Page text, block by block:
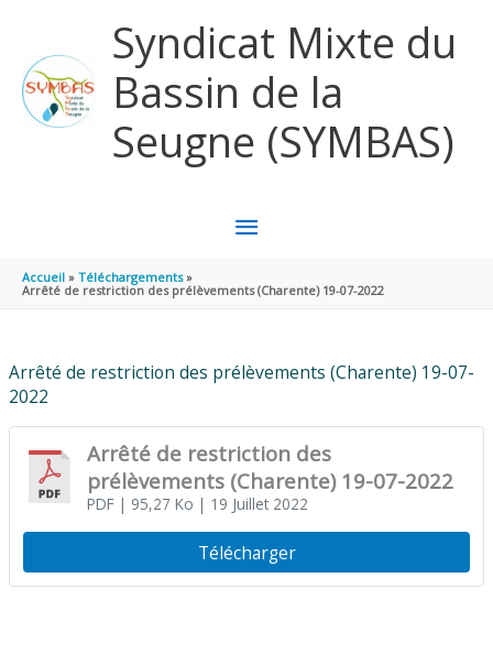
Syndicat Mixte du
Bassin de la
Seugne (SYMBAS)
MENU
PRINCIPAL
Accueil
Téléchargements
Arrêté de restriction des prélèvements (Charente) 19-07-2022
Arrêté de restriction des prélèvements (Charente) 19-07-
2022
Arrêté de restriction des
prélèvements (Charente) 19-07-2022
PDF| 95,27 Ko | 19 Juillet 2022
Télécharger